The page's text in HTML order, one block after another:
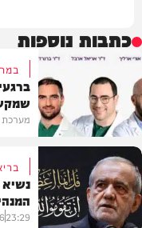
כתבות נוספות
תוכן שיווקי
מערכת
23:29